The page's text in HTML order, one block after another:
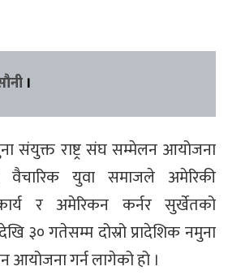
।
संयुक्त राष्ट्र संघ सम्मेलन आयोजना
युवा समाजले अमेरिकी
र अमेरिकन कर्नर सुर्खेतको
३० गतेसम्म दोस्रो प्रादेशिक नमुना
आयोजना गर्न लागेको हो ।